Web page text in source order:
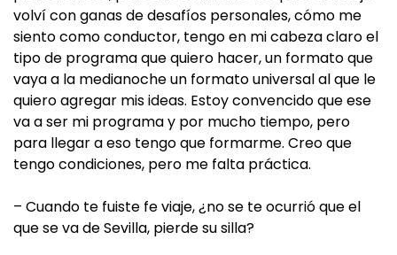
volví con ganas de desafíos personales, cómo me
siento como conductor, tengo en mi cabeza claro el
tipo de programa que quiero hacer, un formato que
vaya a la medianoche un formato universal al que le
quiero agregar mis ideas. Estoy convencido que ese
va a ser mi programa y por mucho tiempo, pero
para llegar a eso tengo que formarme. Creo que
tengo condiciones, pero me falta práctica.
– Cuando te fuiste fe viaje, ¿no se te ocurrió que el
que se va de Sevilla, pierde su silla?